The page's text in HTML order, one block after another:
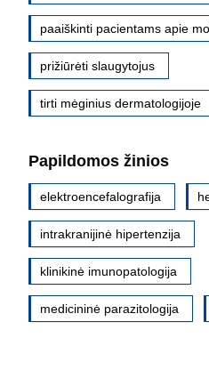
paaiškinti pacientams apie
prižiūrėti slaugytojus
tirti mėginius dermatologijoje
Papildomos žinios
elektroencefalografija
intrakranijinė hipertenzija
klinikinė imunopatologija
medicininė parazitologija